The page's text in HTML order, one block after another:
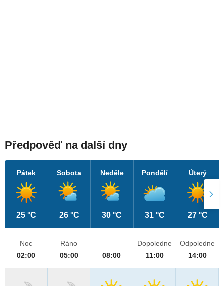
Předpověď na další dny
Pátek
25 °C
Sobota
26 °C
Neděle
30 °C
Pondělí
31 °C
Úterý
27 °C
Noc
02:00
Ráno
05:00
08:00
Dopoledne
11:00
Odpoledne
14:00